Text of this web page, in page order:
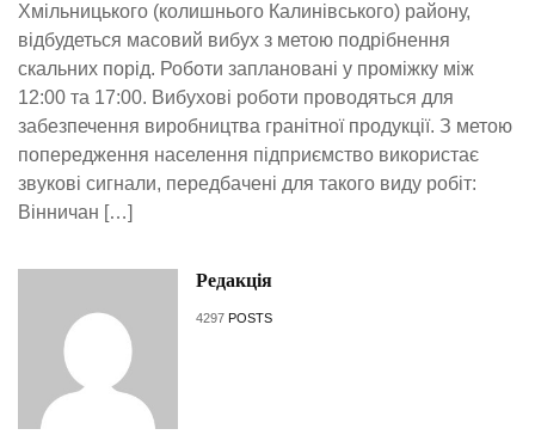
Хмільницького (колишнього Калинівського) району,
відбудеться масовий вибух з метою подрібнення
скальних порід. Роботи заплановані у проміжку між
12:00 та 17:00. Вибухові роботи проводяться для
забезпечення виробництва гранітної продукції. З метою
попередження населення підприємство використає
звукові сигнали, передбачені для такого виду робіт:
Вінничан […]
Редакція
4297 POSTS